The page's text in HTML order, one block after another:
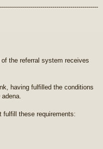
the referral system receives
having fulfilled the conditions
fulfill these requirements: